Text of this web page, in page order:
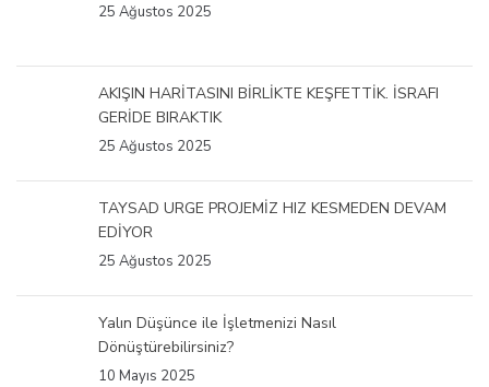
25 Ağustos 2025
AKIŞIN HARİTASINI BİRLİKTE KEŞFETTİK. İSRAFI
GERİDE BIRAKTIK
25 Ağustos 2025
TAYSAD URGE PROJEMİZ HIZ KESMEDEN DEVAM
EDİYOR
25 Ağustos 2025
Yalın Düşünce ile İşletmenizi Nasıl
Dönüştürebilirsiniz?
10 Mayıs 2025